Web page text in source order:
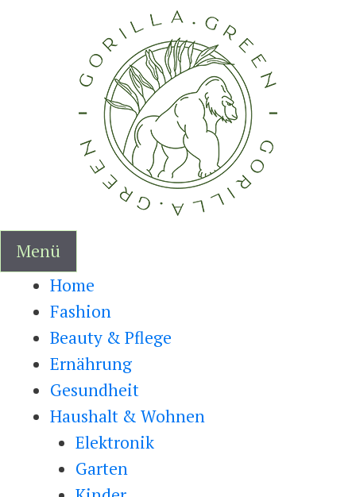
Menü
Home
Fashion
Beauty & Pflege
Ernährung
Gesundheit
Haushalt & Wohnen
Elektronik
Garten